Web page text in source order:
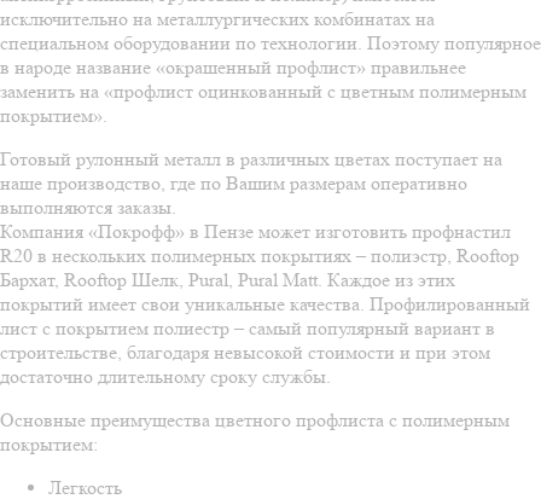
исключительно на металлургических комбинатах на
специальном оборудовании по технологии. Поэтому популярное
в народе название «окрашенный профлист» правильнее
заменить на «профлист оцинкованный с цветным полимерным
покрытием».
Готовый рулонный металл в различных цветах поступает на
наше производство, где по Вашим размерам оперативно
выполняются заказы.
Компания «Покрофф» в Пензе может изготовить профнастил
R20 в нескольких полимерных покрытиях – полиэстр, Rooftop
Бархат, Rooftop Шелк, Pural, Pural Matt. Каждое из этих
покрытий имеет свои уникальные качества. Профилированный
лист с покрытием полиестр – самый популярный вариант в
строительстве, благодаря невысокой стоимости и при этом
достаточно длительному сроку службы.
Основные преимущества цветного профлиста с полимерным
покрытием:
Легкость